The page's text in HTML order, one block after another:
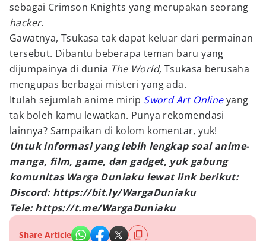
sebagai Crimson Knights yang merupakan seorang
hacker.
Gawatnya, Tsukasa tak dapat keluar dari permainan
tersebut. Dibantu beberapa teman baru yang
dijumpainya di dunia The World, Tsukasa berusaha
mengupas berbagai misteri yang ada.
Itulah sejumlah anime mirip Sword Art Online yang
tak boleh kamu lewatkan. Punya rekomendasi
lainnya? Sampaikan di kolom komentar, yuk!
Untuk informasi yang lebih lengkap soal anime-
manga, film, game, dan gadget, yuk gabung
komunitas Warga Duniaku lewat link berikut:
Discord: https://bit.ly/WargaDuniaku
Tele: https://t.me/WargaDuniaku
Share Article